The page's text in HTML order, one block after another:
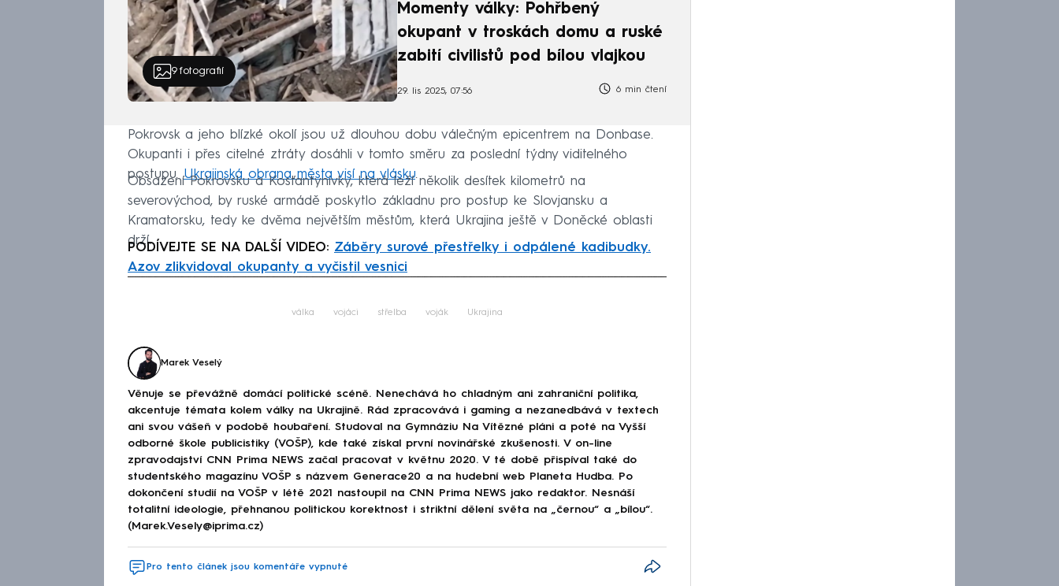
9fotografií
Momenty války: Pohřbený
okupant v troskách domu a ruské
zabití civilistů pod bílou vlajkou
29. lis 2025, 07:56 6 min čtení
Pokrovsk a jeho blízké okolí jsou už dlouhou dobu válečným epicentrem na Donbase.
Okupanti i přes citelné ztráty dosáhli v tomto směru za poslední týdny viditelného
postupu.Ukrajinská obrana města visí na vlásku.
Obsazení Pokrovsku a Kosťantynivky, která leží několik desítek kilometrů na
severovýchod, by ruské armádě poskytlo základnu pro postup ke Slovjansku a
Kramatorsku, tedy ke dvěma největším městům, která Ukrajina ještě v Doněcké oblasti
drží.
PODÍVEJTE SE NA DALŠÍ VIDEO: Záběry surové přestřelky i odpálené kadibudky.
Azov zlikvidoval okupanty a vyčistil vesnici
válka vojáci střelba voják Ukrajina
Marek Veselý
Věnuje se převážně domácí politické scéně. Nenechává ho chladným ani zahraniční politika,
akcentuje témata kolem války na Ukrajině. Rád zpracovává i gaming a nezanedbává v textech
ani svou vášeň v podobě houbaření. Studoval na Gymnáziu Na Vítězné pláni a poté na Vyšší
odborné škole publicistiky (VOŠP), kde také získal první novinářské zkušenosti. V on-line
zpravodajství CNN Prima NEWS začal pracovat v květnu 2020. V té době přispíval také do
studentského magazínu VOŠP s názvem Generace20 a na hudební web Planeta Hudba. Po
dokončení studií na VOŠP v létě 2021 nastoupil na CNN Prima NEWS jako redaktor. Nesnáší
totalitní ideologie, přehnanou politickou korektnost i striktní dělení světa na „černou“ a „bílou“.
(Marek.Vesely@iprima.cz)
Pro tento článek jsou komentáře vypnuté